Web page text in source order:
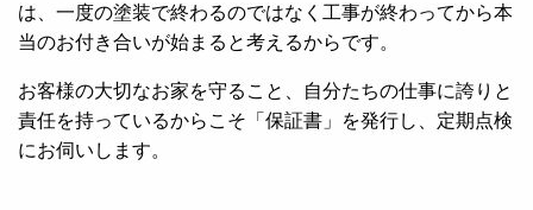
は、一度の塗装で終わるのではなく工事が終わってから本
当のお付き合いが始まると考えるからです。
お客様の大切なお家を守ること、自分たちの仕事に誇りと
責任を持っているからこそ「保証書」を発行し、定期点検
にお伺いします。